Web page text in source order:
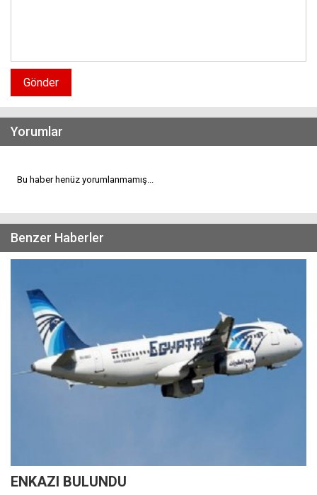
Gönder
Yorumlar
Bu haber henüz yorumlanmamış...
Benzer Haberler
ENKAZI BULUNDU